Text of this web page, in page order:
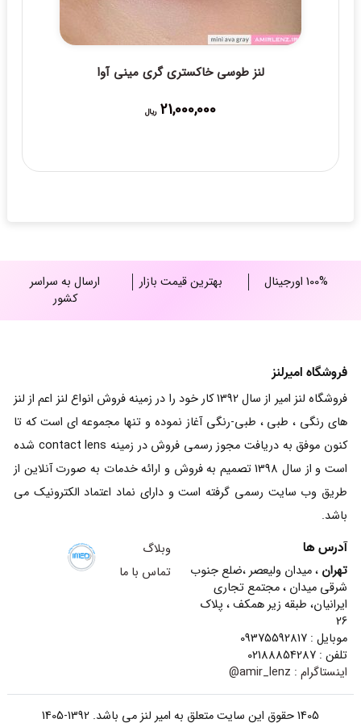
لنز طوسی خاکستری گری مینی آوا
21,000,000 ریال
100% اورجینال بهترین قیمت بازار
ارسال به سراسر
کشور
فروشگاه امیرلنز
فروشگاه لنز امیر از سال 1392 کار خود را در زمینه فروش انواع لنز اعم از لنز
های رنگی ، طبی ، طبی-رنگی آغاز نموده و تنها مجموعه ای است که تا
کنون موفق به دریافت مجوز رسمی فروش در زمینه contact lens شده
است و از سال 1398 تصمیم به فروش و ارائه خدمات به صورت آنلاین از
طریق وب سایت رسمی گرفته است و دارای نماد اعتماد الکترونیک می
باشد.
آدرس ها
تهران ، میدان ولیعصر ،ضلع جنوب
شرقی میدان ، مجتمع تجاری
ایرانیان، طبقه زیر همکف ، پلاک
26
موبایل : 09375592817
تلفن : 02188854287
اینستاگرام : amir_lenz@
وبلاگ
تماس با ما
1405 حقوق این سایت متعلق به امیر لنز می باشد. 1392-1405